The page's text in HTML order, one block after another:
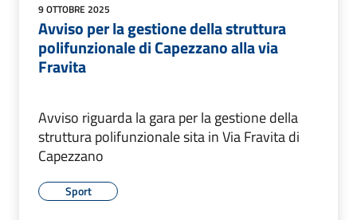
9 OTTOBRE 2025
Avviso per la gestione della struttura
polifunzionale di Capezzano alla via
Fravita
Avviso riguarda la gara per la gestione della
struttura polifunzionale sita in Via Fravita di
Capezzano
Sport